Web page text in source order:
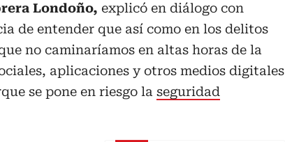
Londoño, explicó en diálogo con
de entender que así como en los delitos
no caminaríamos en altas horas de la
aplicaciones y otros medios digitales
se pone en riesgo la seguridad